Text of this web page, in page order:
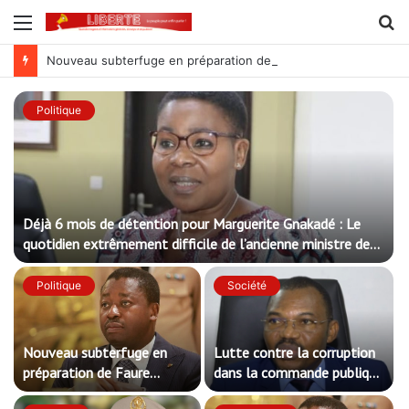
Menu
Politique
Déjà 6 mois de détention pour Marguerite Gnakadé : Le
quotidien extrêmement difficile de l’ancienne ministre des
Armées
Politique
Nouveau subterfuge en
préparation de Faure
Gnassingbé pour ne jamais
Société
Lutte contre la corruption
dans la commande publique
: Qu’est-ce qui explique le